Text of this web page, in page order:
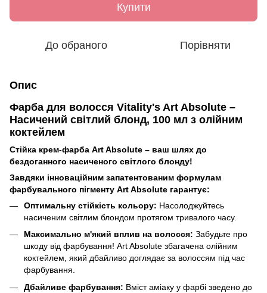
Купити
До обраного Порівняти
Опис
Фарба для волосся Vitality's Art Absolute –
Насичений світлий блонд, 100 мл з олійним
коктейлем
Стійка крем-фарба Art Absolute – ваш шлях до
бездоганного насиченого світлого блонду!
Завдяки інноваційним запатентованим формулам
фарбувального пігменту Art Absolute гарантує:
Оптимальну стійкість кольору: Насолоджуйтесь
насиченим світлим блондом протягом тривалого часу.
Максимально м'який вплив на волосся: Забудьте про
шкоду від фарбування! Art Absolute збагачена олійним
коктейлем, який дбайливо доглядає за волоссям під час
фарбування.
Дбайливе фарбування: Вміст аміаку у фарбі зведено до